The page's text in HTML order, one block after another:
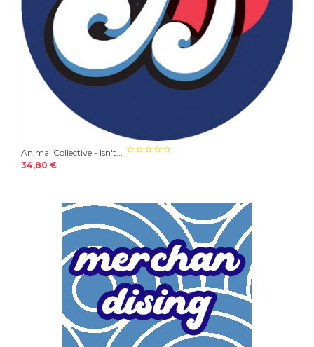
Animal Collective - Isn't...
34,80 €